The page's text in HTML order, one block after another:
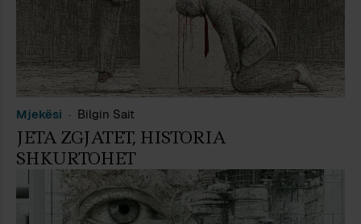
Mjekësi Bilgin Sait
JETA ZGJATET, HISTORIA
SHKURTOHET